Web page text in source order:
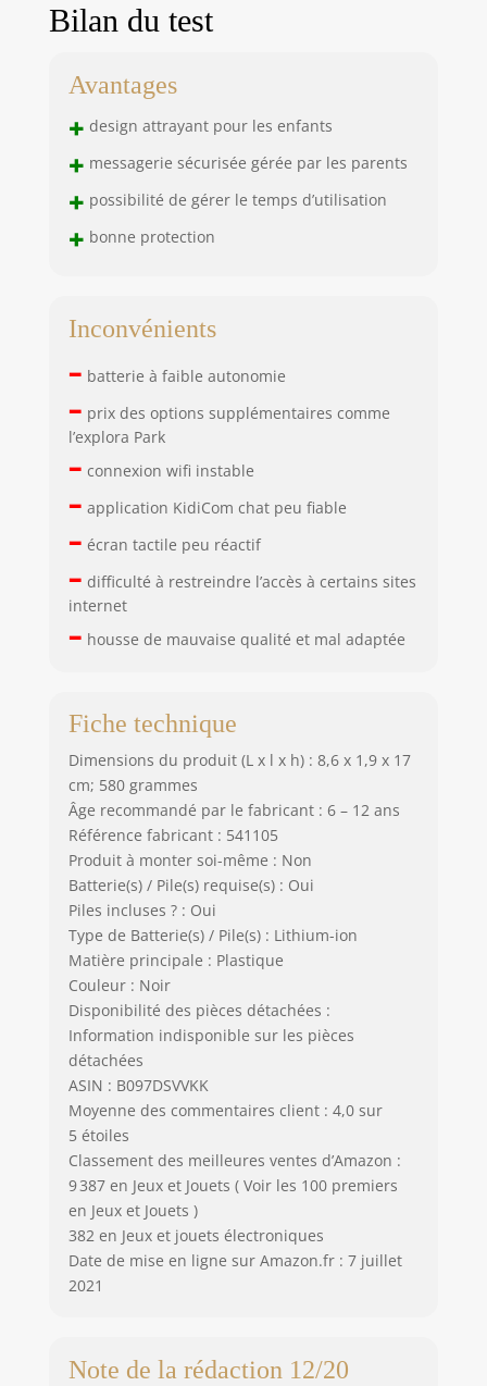
Bilan du test
Avantages
+ design attrayant pour les enfants
+ messagerie sécurisée gérée par les parents
+ possibilité de gérer le temps d’utilisation
+ bonne protection
Inconvénients
– batterie à faible autonomie
– prix des options supplémentaires comme
l’explora Park
– connexion wifi instable
– application KidiCom chat peu fiable
– écran tactile peu réactif
– difficulté à restreindre l’accès à certains sites
internet
– housse de mauvaise qualité et mal adaptée
Fiche technique
Dimensions du produit (L x l x h) : 8,6 x 1,9 x 17
cm; 580 grammes
Âge recommandé par le fabricant : 6 – 12 ans
Référence fabricant : 541105
Produit à monter soi-même : Non
Batterie(s) / Pile(s) requise(s) : Oui
Piles incluses ? : Oui
Type de Batterie(s) / Pile(s) : Lithium-ion
Matière principale : Plastique
Couleur : Noir
Disponibilité des pièces détachées :
Information indisponible sur les pièces
détachées
ASIN : B097DSVVKK
Moyenne des commentaires client : 4,0 sur
5 étoiles
Classement des meilleures ventes d’Amazon :
9 387 en Jeux et Jouets ( Voir les 100 premiers
en Jeux et Jouets )
382 en Jeux et jouets électroniques
Date de mise en ligne sur Amazon.fr : 7 juillet
2021
Note de la rédaction 12/20